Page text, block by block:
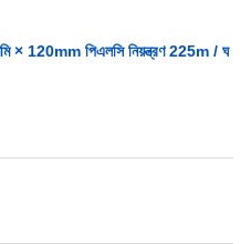
× 120mm পিএলসি নিয়ন্ত্রণ 225m / ঘ